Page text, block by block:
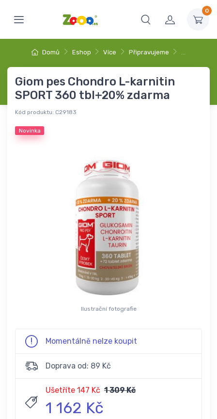
0
Domů Eshop Více Připravujeme …
Giom pes Chondro L-karnitin
SPORT 360 tbl+20% zdarma
Kód produktu: C29183
Novinka
Ilustrační fotografie
Momentálně nelze koupit
Doprava od: 89 Kč
Ušetříte 147 Kč 1 309 Kč
1 162 Kč